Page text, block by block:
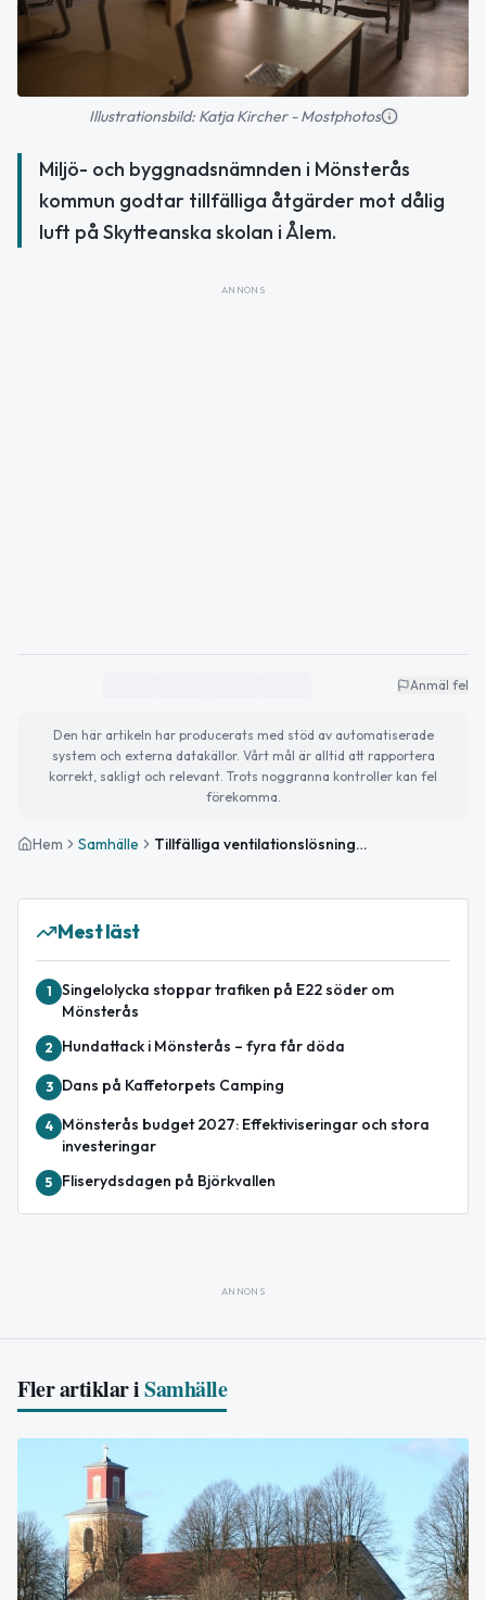
Illustrationsbild: Katja Kircher - Mostphotos
Miljö- och byggnadsnämnden i Mönsterås
kommun godtar tillfälliga åtgärder mot dålig
luft på Skytteanska skolan i Ålem.
ANNONS
Anmäl fel
Den här artikeln har producerats med stöd av automatiserade
system och externa datakällor. Vårt mål är alltid att rapportera
korrekt, sakligt och relevant. Trots noggranna kontroller kan fel
förekomma.
Hem Samhälle Tillfälliga ventilationslösningar på Skytteanska skolan godtas
Mest läst
1
Singelolycka stoppar trafiken på E22 söder om
Mönsterås
2 Hundattack i Mönsterås – fyra får döda
3 Dans på Kaffetorpets Camping
4
Mönsterås budget 2027: Effektiviseringar och stora
investeringar
5 Fliserydsdagen på Björkvallen
ANNONS
Fler artiklar iSamhälle